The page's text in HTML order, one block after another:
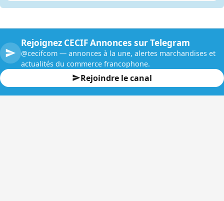
Rejoignez CECIF Annonces sur Telegram
@cecifcom — annonces à la une, alertes marchandises et
actualités du commerce francophone.
Rejoindre le canal